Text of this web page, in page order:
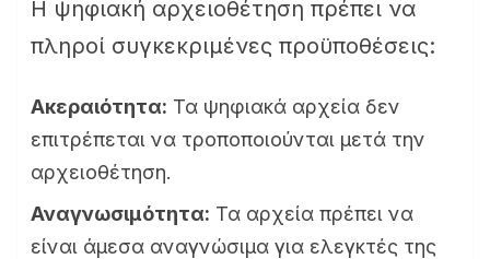
Η ψηφιακή αρχειοθέτηση πρέπει να
πληροί συγκεκριμένες προϋποθέσεις:
Ακεραιότητα: Τα ψηφιακά αρχεία δεν
επιτρέπεται να τροποποιούνται μετά την
αρχειοθέτηση.
Αναγνωσιμότητα: Τα αρχεία πρέπει να
είναι άμεσα αναγνώσιμα για ελεγκτές της